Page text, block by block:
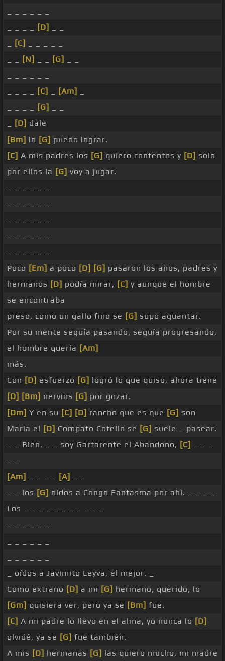
[D]
[C]
[N] [G]
[C] [Am]
[G]
[D] dale
[Bm] lo [G] puedo lograr.
[C] A mis padres los [G] quiero contentos y [D] solo
por ellos la [G] voy a jugar.
Poco [Em] a poco [D] [G] pasaron los años, padres y
hermanos [D] podía mirar, [C] y aunque el hombre
se encontraba
preso, como un gallo fino se [G] supo aguantar.
Por su mente seguía pasando, seguía progresando,
el hombre quería [Am]
más.
Con [D] esfuerzo [G] logró lo que quiso, ahora tiene
[D] [Bm] nervios [G] por gozar.
[Dm] Y en su [C] [D] rancho que es que [G] son
María el [D] Compato Cotello se [G] suele _ pasear.
_ _ Bien, _ _ soy Garfarente el Abandono, [C]
[Am]
[A]
_ _ los [G] oídos a Congo Fantasma por ahí. _ _ _ _
Los _ _ _ _ _ _ _ _ _ _ _
_ oídos a Javimito Leyva, el mejor. _
Como extraño [D] a mi [G] hermano, querido, lo
[Gm] quisiera ver, pero ya se [Bm] fue.
[C] A mi padre lo llevo en el alma, yo nunca lo [D]
olvidé, ya se [G] fue también.
A mis [D] hermanas [G] las quiero mucho, mi madre